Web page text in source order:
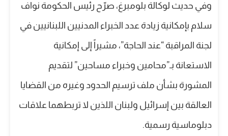
وفي حديث لوكالة بلومبرغ، صرّح رئيس الحكومة نواف
سلام بإمكانية زيادة عدد الخبراء المدنيين اللبنانيين في
لجنة المراقبة “عند الحاجة”، مشيراً إلى إمكانية
الاستعانة بـ”محامين وخبراء مساحين” لتقديم
المشورة بشأن ملف ترسيم الحدود وغيره من القضايا
العالقة بين إسرائيل ولبنان اللذين لا تربطهما علاقات
دبلوماسية رسمية.